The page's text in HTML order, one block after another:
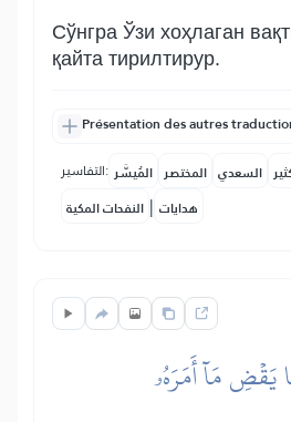
Сўнгра Ўзи хоҳлаган
қайта тирилтирур.
Présentation des autres
التفاسير: المُيسَّر المختصر السعدي
النفحات المكية | هدايات
يَقۡضِ مَآ أَمَرَهُۥ